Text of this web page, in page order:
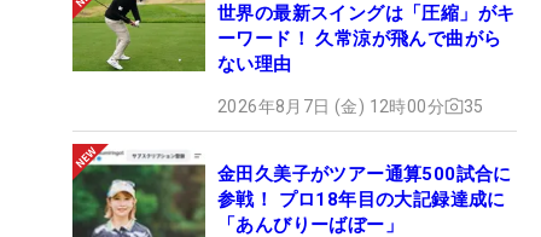
世界の最新スイングは「圧縮」がキ
ーワード！ 久常涼が飛んで曲がら
ない理由
2026年8月7日 (金) 12時00分 35
金田久美子がツアー通算500試合に
参戦！ プロ18年目の大記録達成に
「あんびりーばぼー」